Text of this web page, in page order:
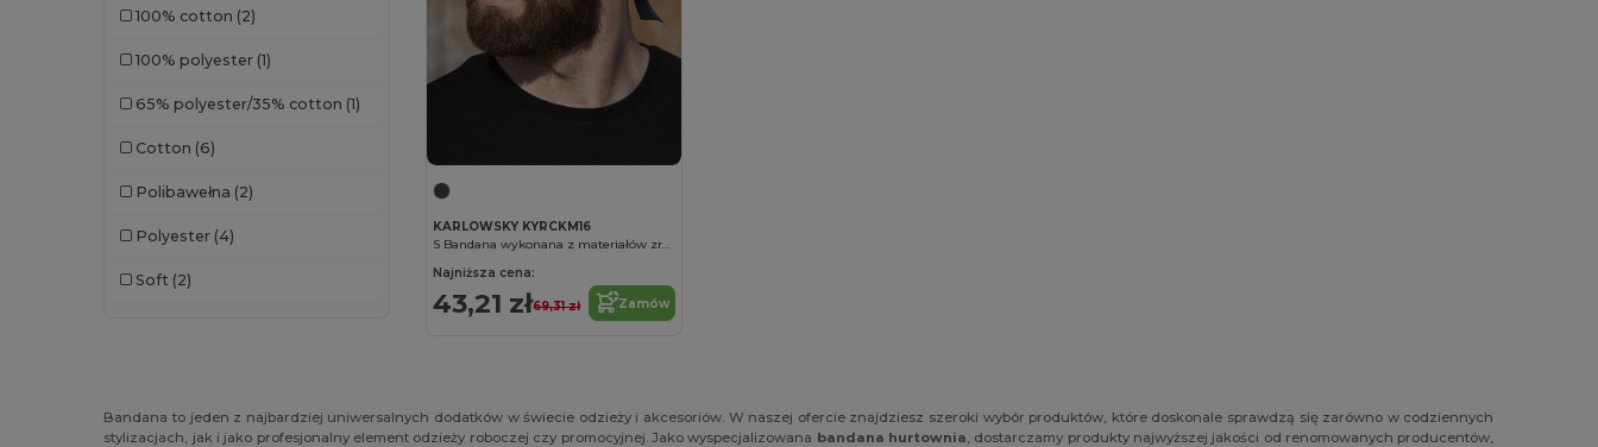
100% cotton (2)
100% polyester (1)
65% polyester/35% cotton (1)
Cotton (6)
Polibawełna (2)
Polyester (4)
Soft (2)
KARLOWSKY KYRCKM16
S Bandana wykonana z materiałów zrównoważony
Najniższa cena:
43,21 zł69,31 zł Zamów
Bandana to jeden z najbardziej uniwersalnych dodatków w świecie odzieży i akcesoriów. W naszej ofercie znajdziesz szeroki wybór produktów, które doskonale sprawdzą się zarówno w codziennych
stylizacjach, jak i jako profesjonalny element odzieży roboczej czy promocyjnej. Jako wyspecjalizowana bandana hurtownia , dostarczamy produkty najwyższej jakości od renomowanych producentów,